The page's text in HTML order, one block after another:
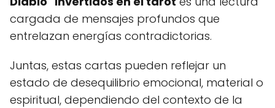
cargada de mensajes profundos que
entrelazan energías contradictorias.
Juntas, estas cartas pueden reflejar un
estado de desequilibrio emocional, material o
espiritual, dependiendo del contexto de la